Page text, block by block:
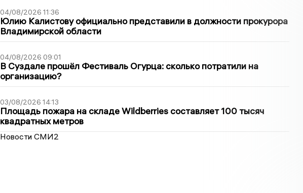
04/08/2026 11:36
Юлию Калистову официально представили в должности прокурора
Владимирской области
04/08/2026 09:01
В Суздале прошёл Фестиваль Огурца: сколько потратили на
организацию?
03/08/2026 14:13
Площадь пожара на складе Wildberries составляет 100 тысяч
квадратных метров
Новости СМИ2